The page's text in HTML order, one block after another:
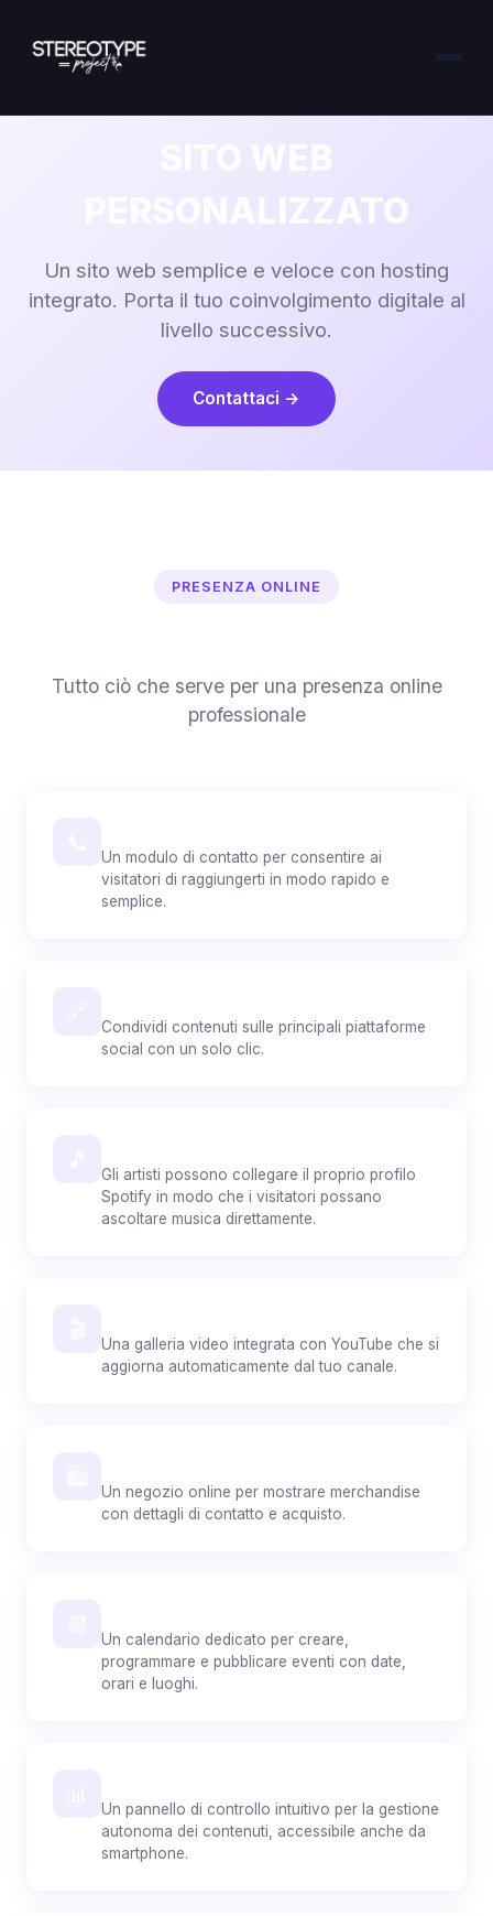
PERSONALIZZATO
Un sito web semplice e veloce con hosting
integrato. Porta il tuo coinvolgimento digitale al
livello successivo.
Contattaci →
PRESENZA ONLINE
Tutto ciò che serve per una presenza online
professionale
Un modulo di contatto per consentire ai
visitatori di raggiungerti in modo rapido e
semplice.
Condividi contenuti sulle principali piattaforme
social con un solo clic.
Gli artisti possono collegare il proprio profilo
Spotify in modo che i visitatori possano
ascoltare musica direttamente.
Una galleria video integrata con YouTube che si
aggiorna automaticamente dal tuo canale.
Un negozio online per mostrare merchandise
con dettagli di contatto e acquisto.
Un calendario dedicato per creare,
programmare e pubblicare eventi con date,
orari e luoghi.
Un pannello di controllo intuitivo per la gestione
autonoma dei contenuti, accessibile anche da
smartphone.